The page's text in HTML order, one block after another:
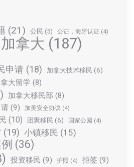
(21) 公民 (5) 公证，海牙认证 (4)
加拿大 (187)
申请 (18) 加拿大技术移民 (6)
大留学 (8)
加拿大移民部 (8)
(9) 加美安全协议 (4)
(10) 团聚移民 (6) 国家公园 (4)
(19) 小镇移民 (15)
(36)
投资移民 (9) 护照 (4) 拒签 (9)